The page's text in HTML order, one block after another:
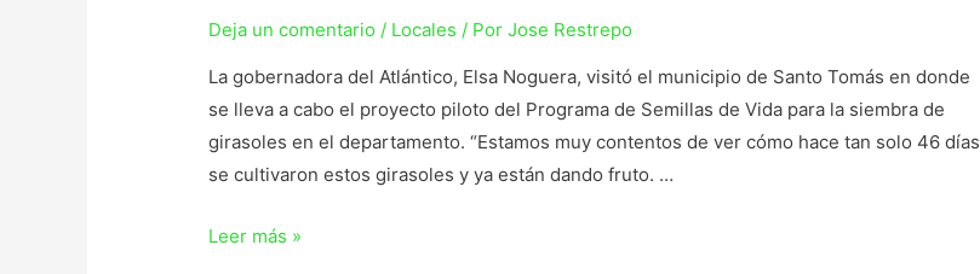
Deja un comentario / Locales / PorJose Restrepo
La gobernadora del Atlántico, Elsa Noguera, visitó el municipio de Santo Tomás en donde
se lleva a cabo el proyecto piloto del Programa de Semillas de Vida para la siembra de
girasoles en el departamento. “Estamos muy contentos de ver cómo hace tan solo 46 días
se cultivaron estos girasoles y ya están dando fruto. …
Leer más »